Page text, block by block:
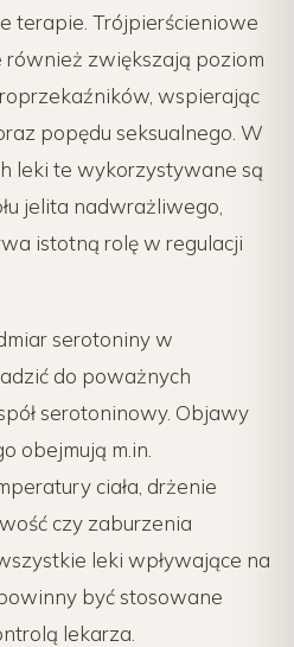
terapie. Trójpierścieniowe
zwiększają poziom
wspierając
popędu seksualnego. W
leki te wykorzystywane są
jelita nadwrażliwego,
istotną rolę w regulacji
serotoniny w
do poważnych
serotoninowy. Objawy
obejmują m.in.
ciała, drżenie
czy zaburzenia
leki wpływające na
być stosowane
lekarza.